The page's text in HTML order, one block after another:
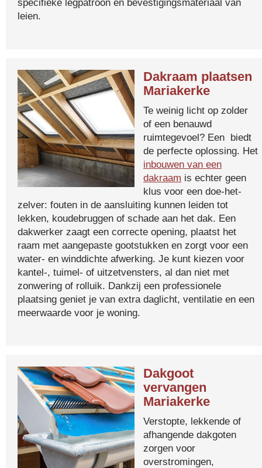
specifieke legpatroon en bevestigingsmateriaal van
leien.
Dakraam plaatsen
Mariakerke
Te weinig licht op zolder
of een benauwd
ruimtegevoel? Een biedt
de perfecte oplossing. Het
inbouwen van een
dakraam is echter geen
klus voor een doe-het-
zelver: fouten in de aansluiting kunnen leiden tot
lekken, koudebruggen of schade aan het dak. Een
dakwerker zaagt een correcte opening, plaatst het
raam met aangepaste gootstukken en zorgt voor een
water- en winddichte afwerking. Je kunt kiezen voor
kantel-, tuimel- of uitzetvensters, al dan niet met
zonwering of rolluik. Dankzij een professionele
plaatsing geniet je van extra daglicht, ventilatie en een
meerwaarde voor je woning.
Dakgoot
vervangen
Mariakerke
Verstopte, lekkende of
afhangende dakgoten
zorgen voor
overstromingen,